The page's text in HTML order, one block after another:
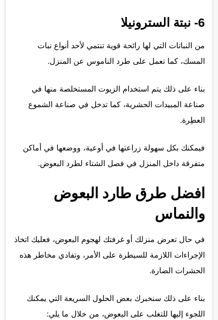
6- نبتة السترونيلا
من النباتات التي لها رائحة قوية تنتمي لأحد أنواع نبات
المسك، كما تعمل على طرد الناموس عن المنزل.
بناء على ذلك يتم استخدام الزيوت المستخلصة منها في
صناعة المبيدات الحشرية، كما تدخل في صناعة الشموع
العطِرة.
فيمكنك بكل سهولة زراعتها في أوعية، ووضعها في أماكن
متفرقة داخل المنزل في فصل الشتاء لطرد البعوض.
افضل طرق طارد البعوض
والنماس
في حال تعرض منزلك أو غرفتك لهجوم البعوض، فعليك اتخاذ
الإجراءات اللازمة للسيطرة على الأمر، وتفادي مخاطر هذه
الحشرات الضارة.
بناء على ذلك سنخبرك بعض الحلول السريعة التي يمكنك
اللجوء إليها للتغلب على البعوض، من خلال ما يلي: